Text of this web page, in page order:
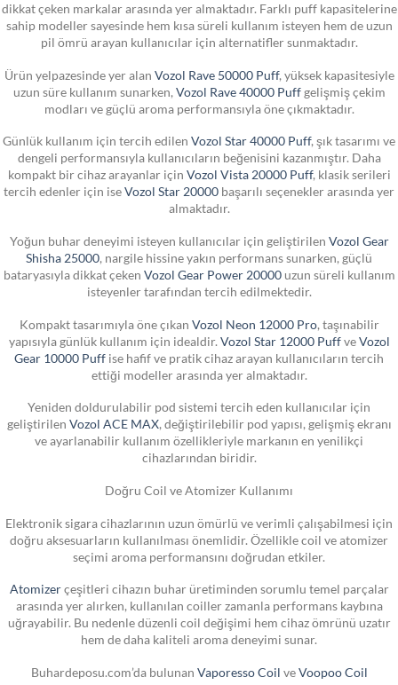
dikkat çeken markalar arasında yer almaktadır. Farklı puff kapasitelerine
sahip modeller sayesinde hem kısa süreli kullanım isteyen hem de uzun
pil ömrü arayan kullanıcılar için alternatifler sunmaktadır.
Ürün yelpazesinde yer alan Vozol Rave 50000 Puff, yüksek kapasitesiyle
uzun süre kullanım sunarken, Vozol Rave 40000 Puffgelişmiş çekim
modları ve güçlü aroma performansıyla öne çıkmaktadır.
Günlük kullanım için tercih edilen Vozol Star 40000 Puff, şık tasarımı ve
dengeli performansıyla kullanıcıların beğenisini kazanmıştır. Daha
kompakt bir cihaz arayanlar için Vozol Vista 20000 Puff, klasik serileri
tercih edenler için iseVozol Star 20000 başarılı seçenekler arasında yer
almaktadır.
Yoğun buhar deneyimi isteyen kullanıcılar için geliştirilen Vozol Gear
Shisha 25000 , nargile hissine yakın performans sunarken, güçlü
bataryasıyla dikkat çeken Vozol Gear Power 20000uzun süreli kullanım
isteyenler tarafından tercih edilmektedir.
Kompakt tasarımıyla öne çıkan Vozol Neon 12000 Pro, taşınabilir
yapısıyla günlük kullanım için idealdir. Vozol Star 12000 PuffveVozol
Gear 10000 Puff ise hafif ve pratik cihaz arayan kullanıcıların tercih
ettiği modeller arasında yer almaktadır.
Yeniden doldurulabilir pod sistemi tercih eden kullanıcılar için
geliştirilen Vozol ACE MAX, değiştirilebilir pod yapısı, gelişmiş ekranı
ve ayarlanabilir kullanım özellikleriyle markanın en yenilikçi
cihazlarından biridir.
Doğru Coil ve Atomizer Kullanımı
Elektronik sigara cihazlarının uzun ömürlü ve verimli çalışabilmesi için
doğru aksesuarların kullanılması önemlidir. Özellikle coil ve atomizer
seçimi aroma performansını doğrudan etkiler.
Atomizerçeşitleri cihazın buhar üretiminden sorumlu temel parçalar
arasında yer alırken, kullanılan coiller zamanla performans kaybına
uğrayabilir. Bu nedenle düzenli coil değişimi hem cihaz ömrünü uzatır
hem de daha kaliteli aroma deneyimi sunar.
Buhardeposu.com’da bulunan Vaporesso Coil veVoopoo Coil